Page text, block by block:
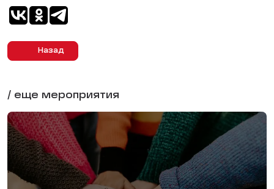
Назад
/ еще мероприятия